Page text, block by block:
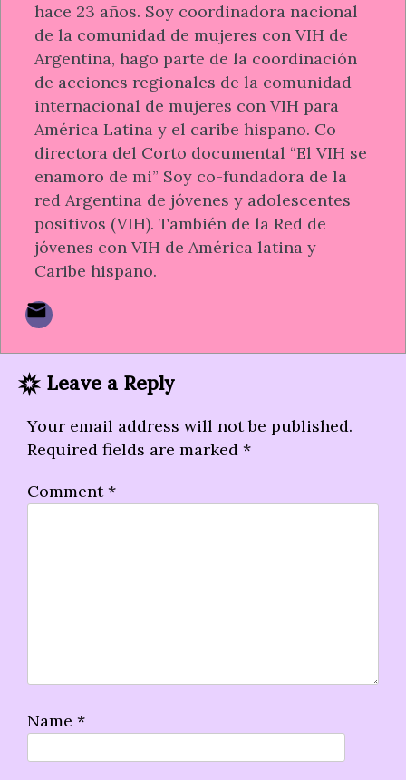
hace 23 años. Soy coordinadora nacional
de la comunidad de mujeres con VIH de
Argentina, hago parte de la coordinación
de acciones regionales de la comunidad
internacional de mujeres con VIH para
América Latina y el caribe hispano. Co
directora del Corto documental “El VIH se
enamoro de mi” Soy co-fundadora de la
red Argentina de jóvenes y adolescentes
positivos (VIH). También de la Red de
jóvenes con VIH de América latina y
Caribe hispano.
Leave a Reply
Your email address will not be published.
Required fields are marked *
Comment*
Name *